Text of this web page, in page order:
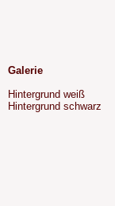
Galerie
Hintergrund weiß
Hintergrund schwarz